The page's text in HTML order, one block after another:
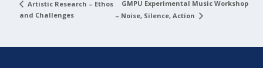
Artistic Research – Ethos
and Challenges
GMPU Experimental Music Workshop
– Noise, Silence, Action